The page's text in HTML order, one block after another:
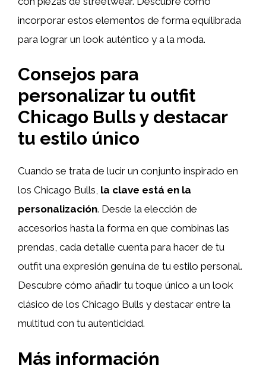
incorporar estos elementos de forma equilibrada
para lograr un look auténtico y a la moda.
Consejos para
personalizar tu outfit
Chicago Bulls y destacar
tu estilo único
Cuando se trata de lucir un conjunto inspirado en
los Chicago Bulls, la clave está en la
personalización. Desde la elección de
accesorios hasta la forma en que combinas las
prendas, cada detalle cuenta para hacer de tu
outfit una expresión genuina de tu estilo personal.
Descubre cómo añadir tu toque único a un look
clásico de los Chicago Bulls y destacar entre la
multitud con tu autenticidad.
Más información